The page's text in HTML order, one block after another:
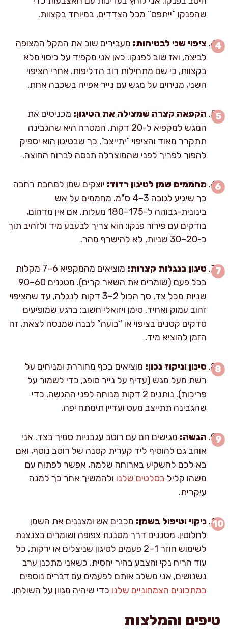
שהפנקו “ייתפס” מכל הצדדים, במיוחד בקצוות.
ציפוי שני לבטיחות: מעבירים שוב את המקל המצופה
לביצה, ואז שוב לפנקו. כאן אני מקפיד על כיסוי מלא
בקצוות, כי שם מתחילות רוב הדליפות. אחרי הציפוי
השני, מניחים על מגש עם נייר אפייה בשכבה אחת.
הקפאה קצרה שמצילה את הטיגון: מכניסים את
המגש למקפיא ל-20 דקות. המטרה היא שהגבינה
תתקרר מאוד והציפוי “יתייצב”, כך שבטיגון הוא יספיק
להפוך לפריך לפני שהמוצרלה תנסה לברוח החוצה.
מחממים שמן לטיגון רדוד: יוצקים שמן למחבת רחבה
כך שיגיע לגובה 3–4 ס"מ. מחממים על אש
בינונית-גבוהה ל-175–180 מעלות. אם אין מדחום,
בודקים עם פירור פנקו: הוא צריך לבעבע מיד ולזהיב תוך
כ-20–30 שניות, לא להישרף מהר.
טיגון בנגלות קצרות:
מוציאים מהמקפיא 6–7 מקלות
בכל פעם (שומרים את השאר קרים). מטגנים 60–90
שניות מכל צד, סך הכול 2–3 דקות לנגלה, עד שהציפוי
זהוב עמוק ואחיד. סימן ויזואלי חשוב: ברגע שמופיעים
סדקים קטנים בציפוי או “בועה” לבנה שמנסה לצאת, זה
הזמן להוציא מיד.
סינון וניקוז נכון: מוציאים בכף מחוררת ומניחים על
רשת מעל מגש (עדיף על נייר סופג, כדי לשמור על
פריכות). נותנים 2 דקות מנוחה לפני ההגשה, כדי
שהגבינה תתייצב מעט ועדיין תימתח יפה.
הגשה: מגישים חם עם רוטב עגבניות סמיך בצד. אני
אוהב גם להוסיף ליד קערית קטנה של רוטב נוסף, ואם
בא לכם להשקיע בארוחה שלמה, אפשר לפתוח עם
משהו קליל בסלטים שלנו ולהמשיך אחר כך למנה
עיקרית.
ניקוי וטיפול בשמן: מכבים אש ומצננים את השמן
לחלוטין. מסננים דרך מסננת צפופה ושומרים בצנצנת
לשימוש חוזר 1–2 פעמים לטיגון שניצלים או ירקות, כל
עוד הריח נקי והצבע בהיר יחסית. כשאני מתכנן ערב
נשנושים, אני משלב אותם לפעמים עם דברים נוספים
במתכונים הצמחוניים שלנו כדי שיהיה מגוון על השולחן.
טיפים והמלצות